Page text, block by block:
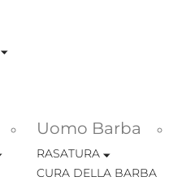
Uomo Barba
RASATURA
CURA DELLA BARBA